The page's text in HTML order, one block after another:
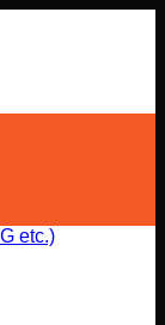
etc.)